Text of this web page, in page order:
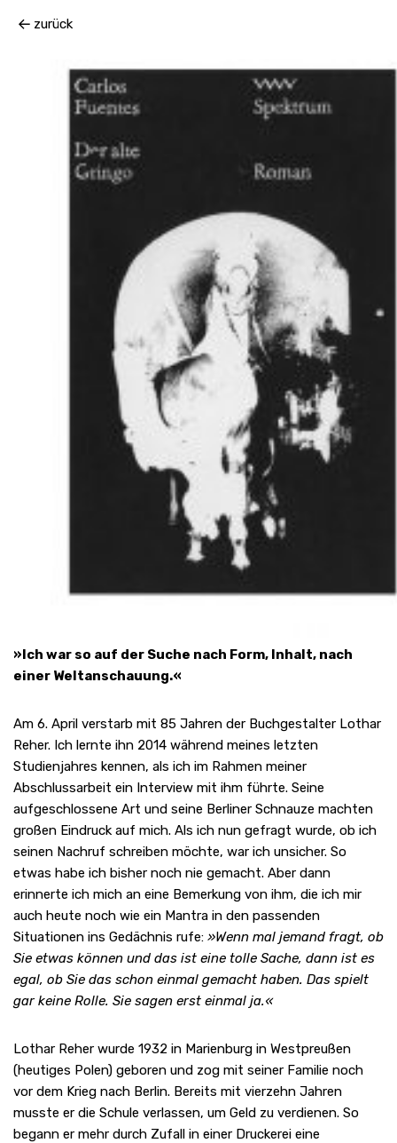
zurück
»Ich war so auf der Suche nach Form, Inhalt, nach
einer Weltanschauung.«
Am 6. April verstarb mit 85 Jahren der Buchgestalter Lothar
Reher. Ich lernte ihn 2014 während meines letzten
Studienjahres kennen, als ich im Rahmen meiner
Abschlussarbeit ein Interview mit ihm führte. Seine
aufgeschlossene Art und seine Berliner Schnauze machten
großen Eindruck auf mich. Als ich nun gefragt wurde, ob ich
seinen Nachruf schreiben möchte, war ich unsicher. So
etwas habe ich bisher noch nie gemacht. Aber dann
erinnerte ich mich an eine Bemerkung von ihm, die ich mir
auch heute noch wie ein Mantra in den passenden
Situationen ins Gedächnis rufe: »Wenn mal jemand fragt, ob
Sie etwas können und das ist eine tolle Sache, dann ist es
egal, ob Sie das schon einmal gemacht haben. Das spielt
gar keine Rolle. Sie sagen erst einmal ja.«
Lothar Reher wurde 1932 in Marienburg in Westpreußen
(heutiges Polen) geboren und zog mit seiner Familie noch
vor dem Krieg nach Berlin. Bereits mit vierzehn Jahren
musste er die Schule verlassen, um Geld zu verdienen. So
begann er mehr durch Zufall in einer Druckerei eine